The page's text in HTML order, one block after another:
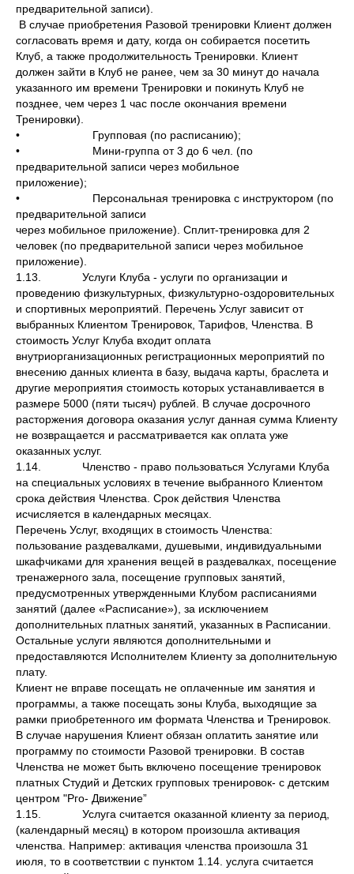
предварительной записи).
В случае приобретения Разовой тренировки Клиент должен
согласовать время и дату, когда он собирается посетить
Клуб, а также продолжительность Тренировки. Клиент
должен зайти в Клуб не ранее, чем за 30 минут до начала
указанного им времени Тренировки и покинуть Клуб не
позднее, чем через 1 час после окончания времени
Тренировки).
• Групповая (по расписанию);
• Мини-группа от 3 до 6 чел. (по
предварительной записи через мобильное
приложение);
• Персональная тренировка с инструктором (по
предварительной записи
через мобильное приложение). Сплит-тренировка для 2
человек (по предварительной записи через мобильное
приложение).
1.13. Услуги Клуба - услуги по организации и
проведению физкультурных, физкультурно-оздоровительных
и спортивных мероприятий. Перечень Услуг зависит от
выбранных Клиентом Тренировок, Тарифов, Членства. В
стоимость Услуг Клуба входит оплата
внутриорганизационных регистрационных мероприятий по
внесению данных клиента в базу, выдача карты, браслета и
другие мероприятия стоимость которых устанавливается в
размере 5000 (пяти тысяч) рублей. В случае досрочного
расторжения договора оказания услуг данная сумма Клиенту
не возвращается и рассматривается как оплата уже
оказанных услуг.
1.14. Членство - право пользоваться Услугами Клуба
на специальных условиях в течение выбранного Клиентом
срока действия Членства. Срок действия Членства
исчисляется в календарных месяцах.
Перечень Услуг, входящих в стоимость Членства:
пользование раздевалками, душевыми, индивидуальными
шкафчиками для хранения вещей в раздевалках, посещение
тренажерного зала, посещение групповых занятий,
предусмотренных утвержденными Клубом расписаниями
занятий (далее «Расписание»), за исключением
дополнительных платных занятий, указанных в Расписании.
Остальные услуги являются дополнительными и
предоставляются Исполнителем Клиенту за дополнительную
плату.
Клиент не вправе посещать не оплаченные им занятия и
программы, а также посещать зоны Клуба, выходящие за
рамки приобретенного им формата Членства и Тренировок.
В случае нарушения Клиент обязан оплатить занятие или
программу по стоимости Разовой тренировки. В состав
Членства не может быть включено посещение тренировок
платных Студий и Детских групповых тренировок- с детским
центром "Рго- Движение”
1.15. Услуга считается оказанной клиенту за период,
(календарный месяц) в котором произошла активация
членства. Например: активация членства произошла 31
июля, то в соответствии с пунктом 1.14. услуга считается